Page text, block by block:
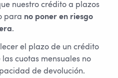
nuestro crédito a plazos
para no poner en riesgo
.
el plazo de un crédito
cuotas mensuales no
de devolución.